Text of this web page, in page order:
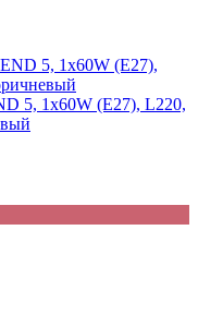
5, 1х60W (E27), L220,